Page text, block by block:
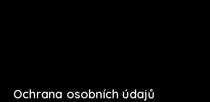
Ochrana osobních údajů